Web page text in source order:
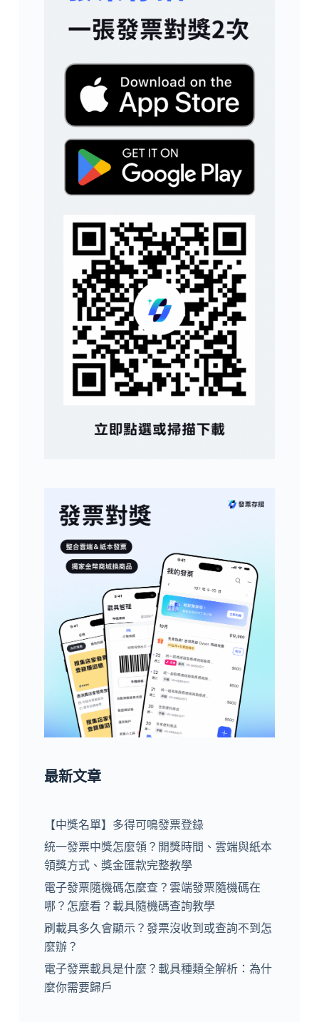
最新文章
【中獎名單】多得可鳴發票登錄
統一發票中獎怎麼領？開獎時間、雲端與紙本
領獎方式、獎金匯款完整教學
電子發票隨機碼怎麼查？雲端發票隨機碼在
哪？怎麼看？載具隨機碼查詢教學
刷載具多久會顯示？發票沒收到或查詢不到怎
麼辦？
電子發票載具是什麼？載具種類全解析：為什
麼你需要歸戶